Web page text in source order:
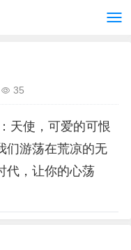
35
天使，可爱的可恨
们游荡在荒凉的无
代，让你的心荡